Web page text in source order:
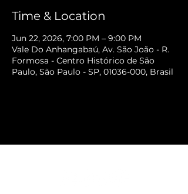
Time & Location
Jun 22, 2026, 7:00 PM – 9:00 PM
Vale Do Anhangabaú, Av. São João - R.
Formosa - Centro Histórico de São
Paulo, São Paulo - SP, 01036-000, Brasil